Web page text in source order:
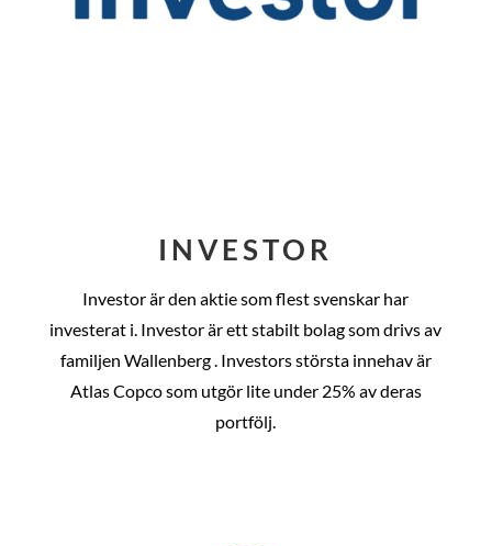
INVESTOR
Investor är den aktie som flest svenskar har
investerat i. Investor är ett stabilt bolag som drivs av
familjen Wallenberg . Investors största innehav är
Atlas Copco som utgör lite under 25% av deras
portfölj.